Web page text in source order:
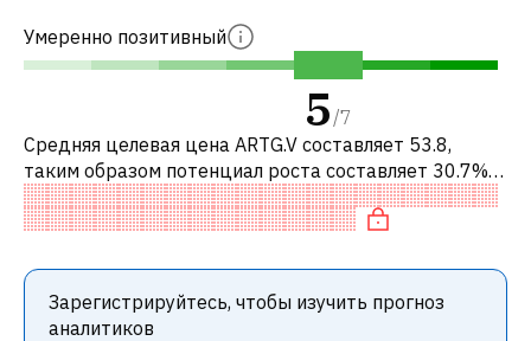
Умеренно позитивный
5 /7
Средняя целевая цена ARTG.V составляет 53.8,
таким образом потенциал роста составляет 30.7%.
Обычно это означает рекомендацию «ПОКУПАТЬ»
среди инвестиционных компаний или
Зарегистрируйтесь, чтобы изучить прогноз
аналитиков